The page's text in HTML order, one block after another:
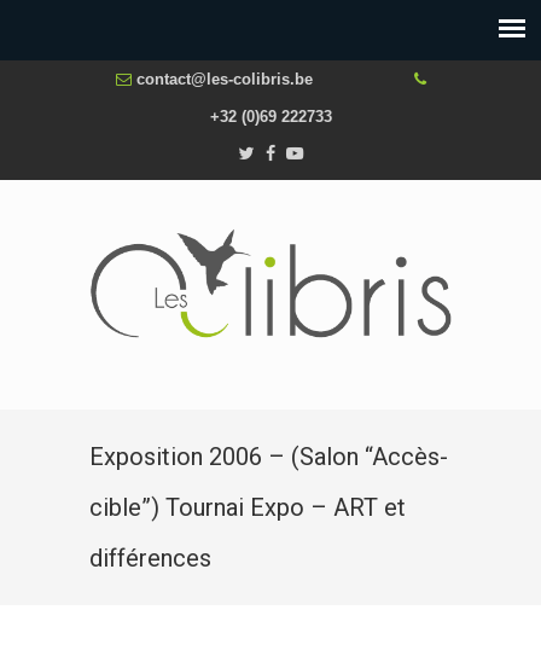
contact@les-colibris.be
+32 (0)69 222733
Exposition 2006 – (Salon “Accès-
cible”) Tournai Expo – ART et
différences